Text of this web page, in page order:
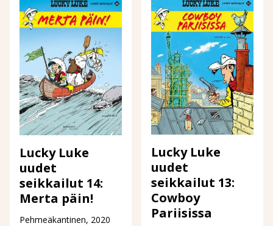
Lucky Luke
uudet
seikkailut 14:
Merta päin!
Pehmeäkantinen, 2020
Lucky Luke
uudet
seikkailut 13:
Cowboy
Pariisissa